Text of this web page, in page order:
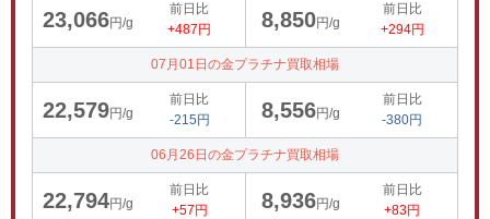
23,066円/g
前日比
+487円
8,850円/g
前日比
+294円
07月01日の金プラチナ買取相場
22,579円/g
前日比
-215円
8,556円/g
前日比
-380円
06月26日の金プラチナ買取相場
22,794円/g
前日比
+57円
8,936円/g
前日比
+83円